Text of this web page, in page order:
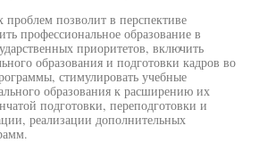
позволит в перспективе
профессиональное образование в
приоритетов, включить
образования и подготовки кадров во
стимулировать учебные
образования к расширению их
подготовки, переподготовки и
реализации дополнительных